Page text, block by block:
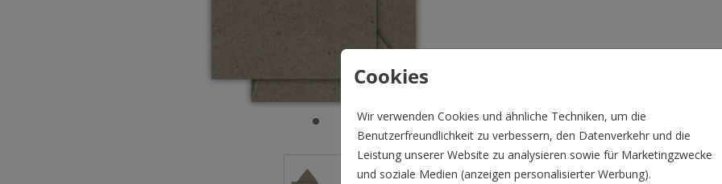
Cookies
Wir verwenden Cookies und ähnliche Techniken, um die
Benutzerfreundlichkeit zu verbessern, den Datenverkehr und die
Leistung unserer Website zu analysieren sowie für Marketingzwecke
und soziale Medien (anzeigen personalisierter Werbung).